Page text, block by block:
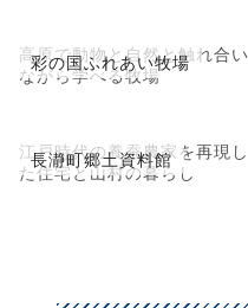
彩の国ふれあい牧場
高原で動物と自然と触れ合い
ながら学べる牧場
長瀞町郷土資料館
江戸時代の養蚕農家を再現し
た住宅と山村の暮らし